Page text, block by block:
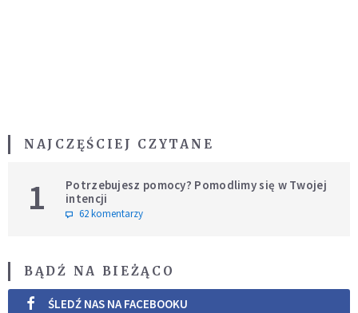
NAJCZĘŚCIEJ CZYTANE
1
Potrzebujesz pomocy? Pomodlimy się w Twojej
intencji
62 komentarzy
BĄDŹ NA BIEŻĄCO
ŚLEDŹ NAS NA FACEBOOKU